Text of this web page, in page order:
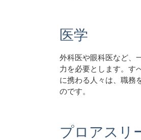
医学
外科医や眼科医など、
力を必要とします。す
に携わる人々は、職務
のです。
プロアスリ